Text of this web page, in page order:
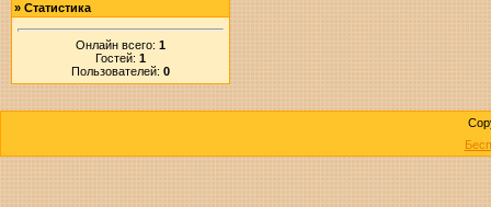
» Статистика
Онлайн всего: 1
Гостей: 1
Пользователей: 0